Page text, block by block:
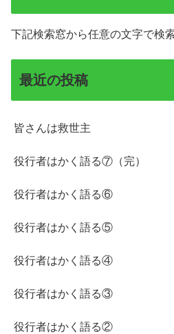
下記検索窓から任意の文字で検
最近の投稿
皆さんは救世主
役行者はかく語る⑦（完）
役行者はかく語る⑥
役行者はかく語る⑤
役行者はかく語る④
役行者はかく語る③
役行者はかく語る②